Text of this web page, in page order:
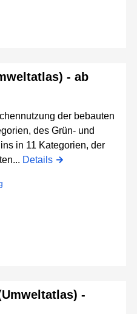
- ab
der bebauten
des Grün- und
in 11 Kategorien, der
Details
-